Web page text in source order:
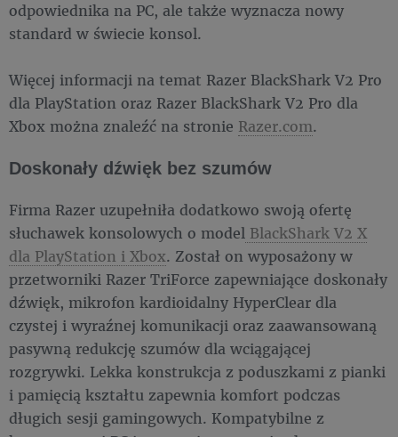
odpowiednika na PC, ale także wyznacza nowy
standard w świecie konsol.
Więcej informacji na temat Razer BlackShark V2 Pro
dla PlayStation oraz Razer BlackShark V2 Pro dla
Xbox można znaleźć na stronie Razer.com.
Doskonały dźwięk bez szumów
Firma Razer uzupełniła dodatkowo swoją ofertę
słuchawek konsolowych o model BlackShark V2 X
dla PlayStation i Xbox. Został on wyposażony w
przetworniki Razer TriForce zapewniające doskonały
dźwięk, mikrofon kardioidalny HyperClear dla
czystej i wyraźnej komunikacji oraz zaawansowaną
pasywną redukcję szumów dla wciągającej
rozgrywki. Lekka konstrukcja z poduszkami z pianki
i pamięcią kształtu zapewnia komfort podczas
długich sesji gamingowych. Kompatybilne z